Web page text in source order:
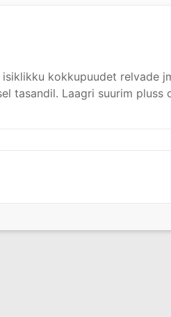
kokkupuudet relvade
tasandil. Laagri suurim pluss